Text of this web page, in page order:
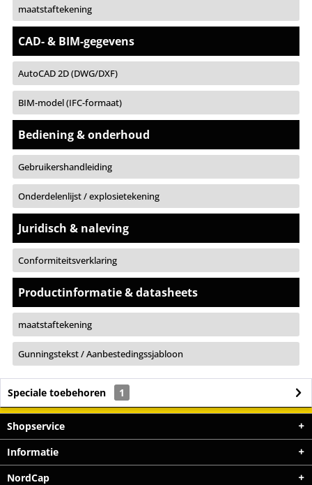
maatstaftekening
CAD- & BIM-gegevens
AutoCAD 2D (DWG/DXF)
BIM-model (IFC-formaat)
Bediening & onderhoud
Gebruikershandleiding
Onderdelenlijst / explosietekening
Juridisch & naleving
Conformiteitsverklaring
Productinformatie & datasheets
maatstaftekening
Gunningstekst / Aanbestedingssjabloon
Speciale toebehoren 1
Shopservice
Informatie
NordCap